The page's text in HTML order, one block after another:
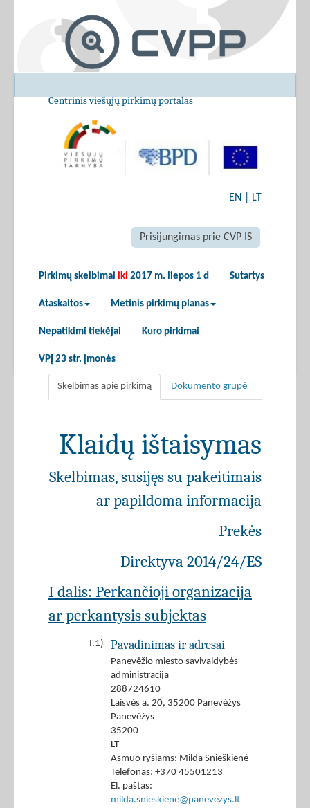
Centrinis viešųjų pirkimų portalas
EN LT
Prisijungimas prie CVP IS
Pirkimų skelbimai iki 2017 m. liepos 1 d Sutartys
Ataskaitos Metinis pirkimų planas
Nepatikimi tiekėjai Kuro pirkimai
VPĮ 23 str. įmonės
Skelbimas apie pirkimą Dokumento grupė
Klaidų ištaisymas
Skelbimas, susijęs su pakeitimais
ar papildoma informacija
Prekės
Direktyva 2014/24/ES
I dalis: Perkančioji organizacija
ar perkantysis subjektas
I.1) Pavadinimas ir adresai
Panevėžio miesto savivaldybės
administracija
288724610
Laisvės a. 20, 35200 Panevėžys
Panevėžys
35200
LT
Asmuo ryšiams: Milda Snieškienė
Telefonas: +370 45501213
El. paštas:
milda.snieskiene@panevezys.lt